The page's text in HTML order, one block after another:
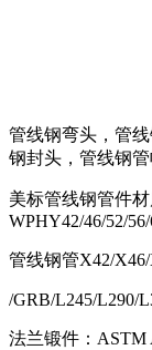
管线钢弯头，管
钢封头，管线钢管
美标管线钢管件材
WPHY42/46/52/
管线钢管X42/
/GRB/L245/L290/
法兰锻件： ASTM